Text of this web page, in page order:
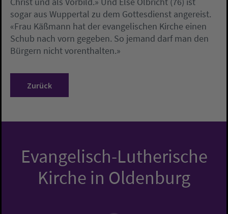
sogar aus Wuppertal zu dem Gottesdienst angereist.
«Frau Käßmann hat der evangelischen Kirche einen
Schub nach vorn gegeben. So jemand darf man den
Bürgern nicht vorenthalten.»
Zurück
Evangelisch-Lutherische
Kirche in Oldenburg